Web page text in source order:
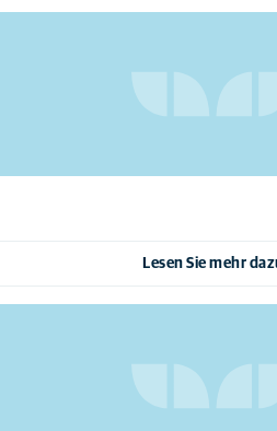
Lesen Sie mehr